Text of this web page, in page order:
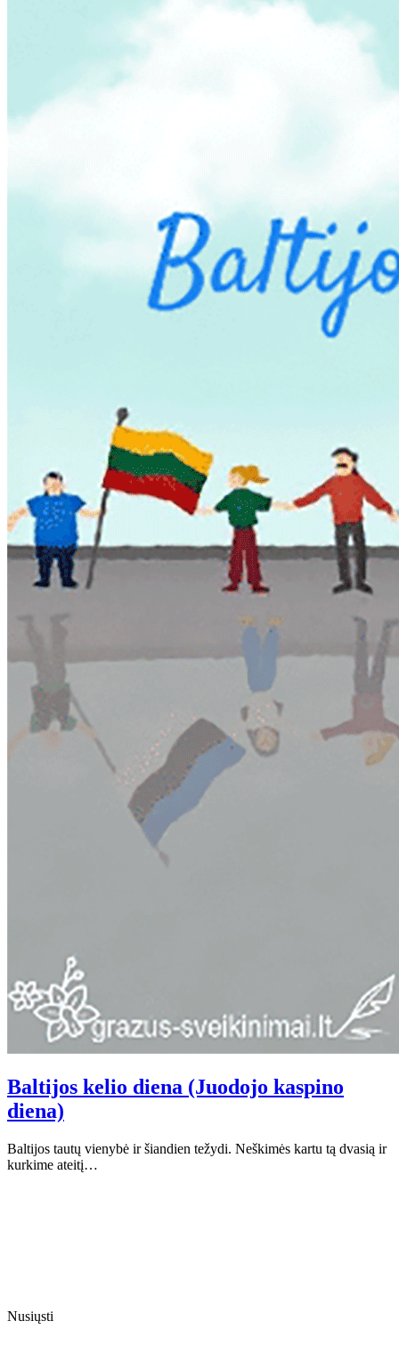
Baltijos kelio diena (Juodojo kaspino
diena)
Baltijos tautų vienybė ir šiandien težydi. Neškimės kartu tą dvasią ir
kurkime ateitį…
Nusiųsti